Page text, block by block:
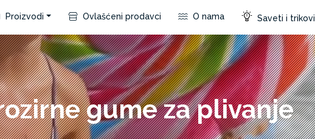
Proizvodi Ovlašćeni prodavci O nama Saveti i trikovi
gume za plivanje